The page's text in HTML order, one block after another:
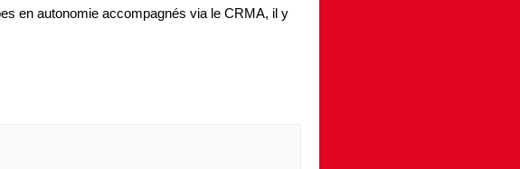
en autonomie accompagnés via le CRMA, il y